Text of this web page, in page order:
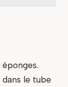
dans le tube